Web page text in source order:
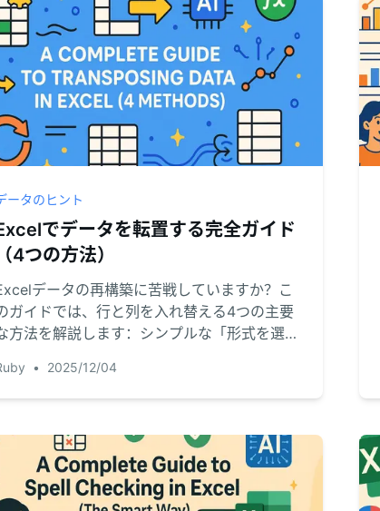
ータのヒント
でデータを転置する完全ガイド
（4つの方法）
データの再構築に苦戦していますか？こ
ガイドでは、行と列を入れ替える4つの主要
方法を解説します：シンプルな「形式を選択
力なPower Query、そして究極のスピードと
ンプルさを実現する革新的なAIソリューショ
• 2025/12/04